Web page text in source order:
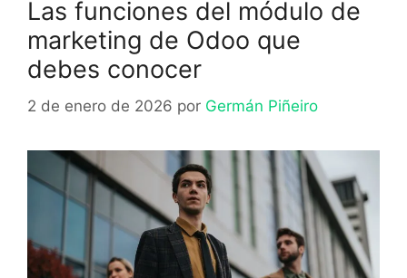
Las funciones del módulo de
marketing de Odoo que
debes conocer
2 de enero de 2026 por Germán Piñeiro